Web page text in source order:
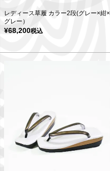
レディース草履 カラー2段(グレー×紺×
グレー）
¥68,200税込